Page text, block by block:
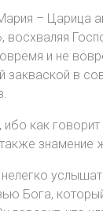
– Царица
восхваляя
и не
закваской в
как
знамение
Бога,